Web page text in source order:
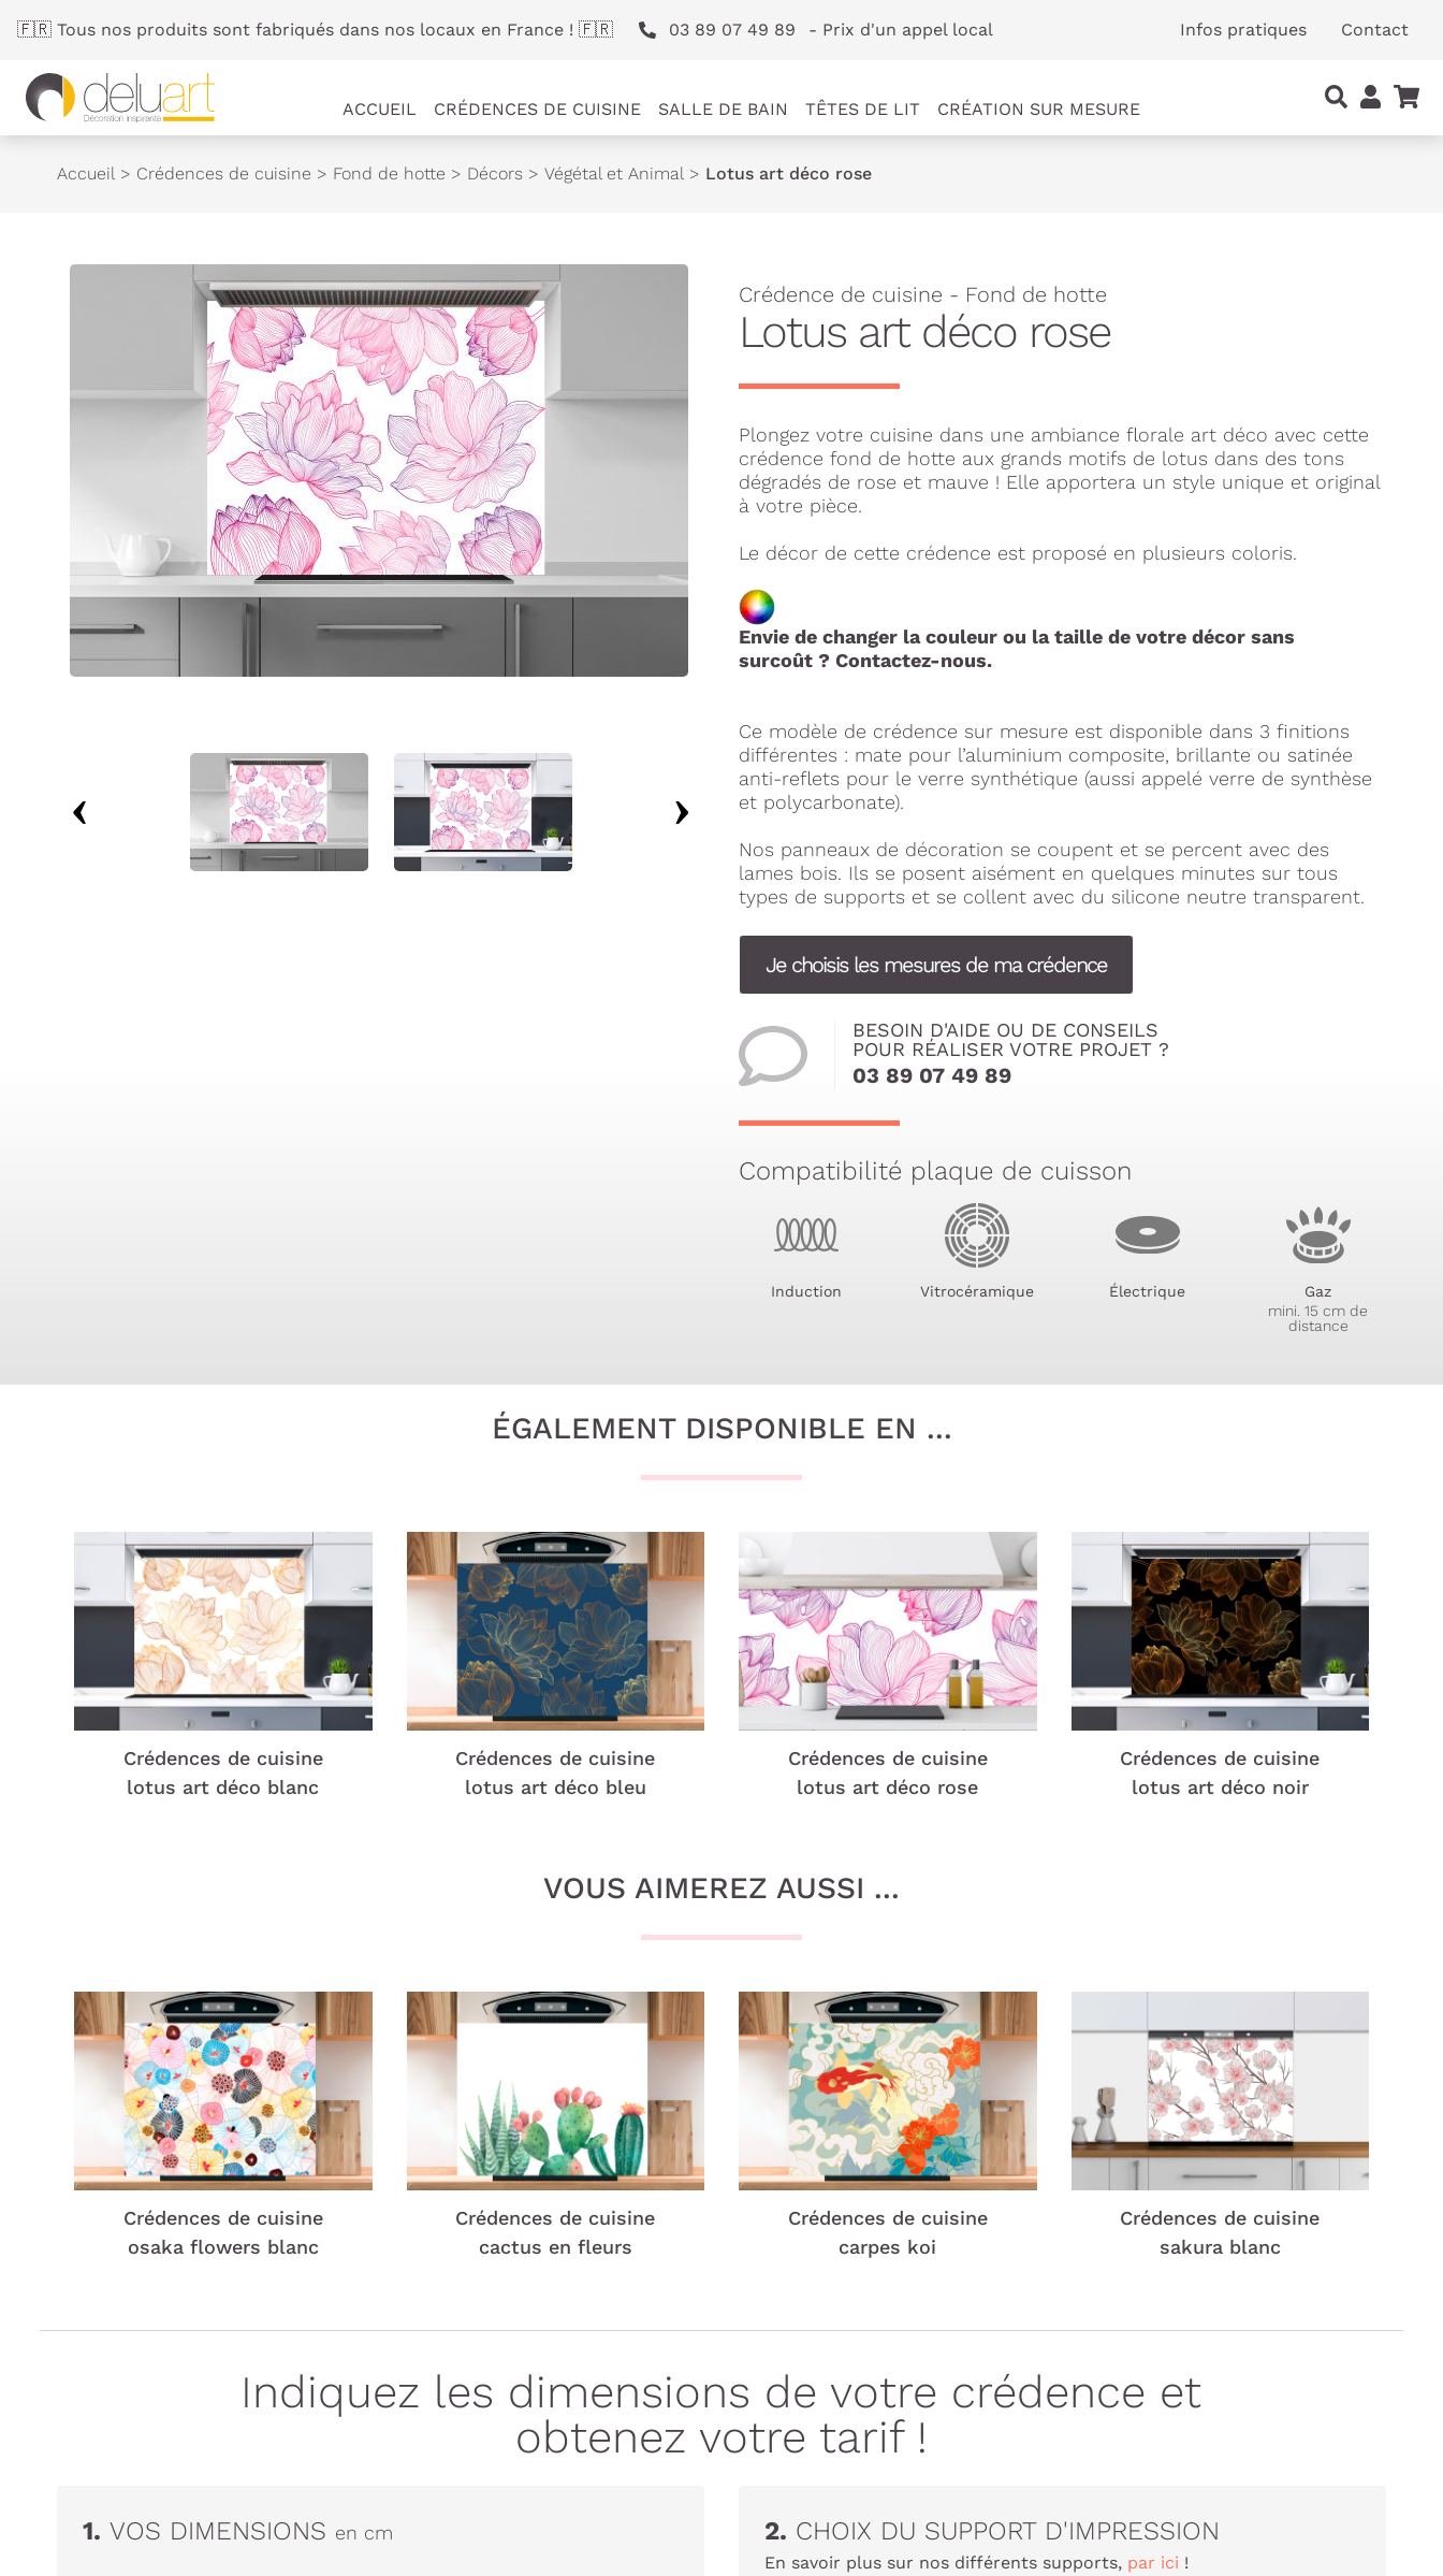
🇫🇷 Tous nos produits sont fabriqués dans nos locaux en France ! 🇫🇷 03 89 07 49 89 - Prix d'un appel local Infos pratiques Contact
ACCUEIL CRÉDENCES DE CUISINE SALLE DE BAIN TÊTES DE LIT CRÉATION SUR MESURE
Accueil > Crédences de cuisine > Fond de hotte > Décors > Végétal et Animal > Lotus art déco rose
Crédence de cuisine - Fond de hotte
Lotus art déco rose
Plongez votre cuisine dans une ambiance florale art déco avec cette
crédence fond de hotte aux grands motifs de lotus dans des tons
dégradés de rose et mauve ! Elle apportera un style unique et original
à votre pièce.
Le décor de cette crédence est proposé en plusieurs coloris.
Envie de changer la couleur ou la taille de votre décor sans
surcoût ? Contactez-nous.
Ce modèle de crédence sur mesure est disponible dans 3 finitions
différentes : mate pour l’aluminium composite, brillante ou satinée
anti-reflets pour le verre synthétique (aussi appelé verre de synthèse
et polycarbonate).
Nos panneaux de décoration se coupent et se percent avec des
lames bois. Ils se posent aisément en quelques minutes sur tous
types de supports et se collent avec du silicone neutre transparent.
Je choisis les mesures de ma crédence
BESOIN D'AIDE OU DE CONSEILS
POUR RÉALISER VOTRE PROJET ?
03 89 07 49 89
Compatibilité plaque de cuisson
Induction Vitrocéramique Électrique
Gaz
mini. 15 cm de
distance
ÉGALEMENT DISPONIBLE EN ...
Crédences de cuisine
lotus art déco blanc
Crédences de cuisine
lotus art déco bleu
Crédences de cuisine
lotus art déco rose
Crédences de cuisine
lotus art déco noir
VOUS AIMEREZ AUSSI ...
Crédences de cuisine
osaka flowers blanc
Crédences de cuisine
cactus en fleurs
Crédences de cuisine
carpes koi
Crédences de cuisine
sakura blanc
Indiquez les dimensions de votre crédence et
obtenez votre tarif !
1. VOS DIMENSIONS en cm 2. CHOIX DU SUPPORT D'IMPRESSION
En savoir plus sur nos différents supports, par ici !